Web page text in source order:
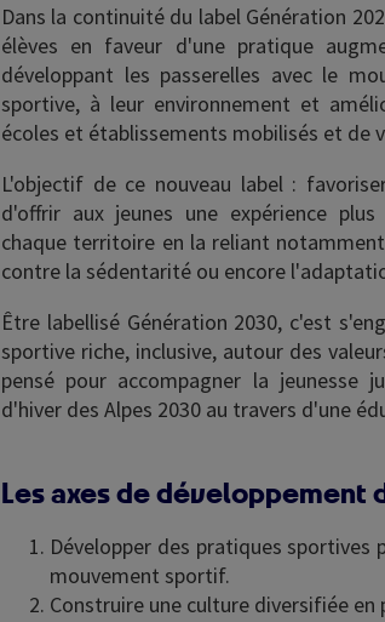
Dans la continuité du label Génération
élèves en faveur d'une pratique
développant les passerelles avec le
sportive, à leur environnement et
écoles et établissements mobilisés et de
L'objectif de ce nouveau label :
d'offrir aux jeunes une expérience
chaque territoire en la reliant
contre la sédentarité ou encore
Être labellisé Génération 2030, c'est
sportive riche, inclusive, autour des
pensé pour accompagner la jeunesse
d'hiver des Alpes 2030 au travers d'une
Les axes de
Développer des pratiques sportives
mouvement sportif.
Construire une culture diversifiée